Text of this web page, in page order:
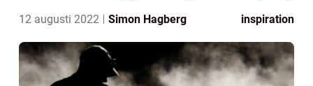
12 augusti 2022 Simon Hagberg inspiration